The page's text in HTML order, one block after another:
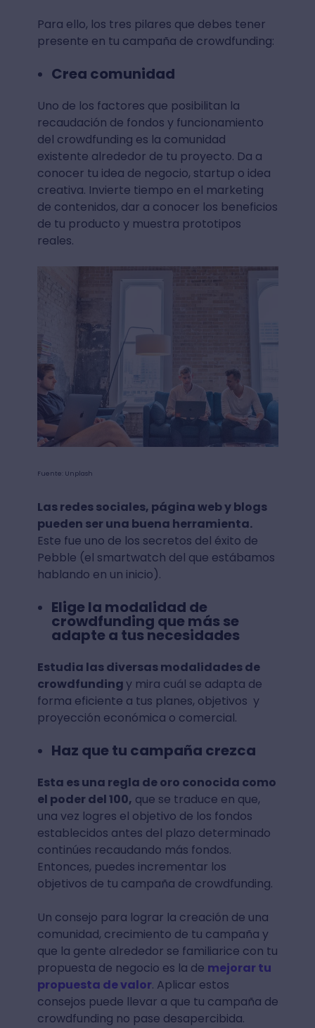
Para ello, los tres pilares que debes tener
presente en tu campaña de crowdfunding:
Crea comunidad
Uno de los factores que posibilitan la
recaudación de fondos y funcionamiento
del crowdfunding es la comunidad
existente alrededor de tu proyecto. Da a
conocer tu idea de negocio, startup o idea
creativa. Invierte tiempo en el marketing
de contenidos, dar a conocer los beneficios
de tu producto y muestra prototipos
reales.
Fuente: Unplash
Las redes sociales, página web y blogs
pueden ser una buena herramienta.
Este fue uno de los secretos del éxito de
Pebble (el smartwatch del que estábamos
hablando en un inicio).
Elige la modalidad de
crowdfunding que más se
adapte a tus necesidades
Estudia las diversas modalidades de
crowdfundingy mira cuál se adapta de
forma eficiente a tus planes, objetivos y
proyección económica o comercial.
Haz que tu campaña crezca
Esta es una regla de oro conocida como
el poder del 100, que se traduce en que,
una vez logres el objetivo de los fondos
establecidos antes del plazo determinado
continúes recaudando más fondos.
Entonces, puedes incrementar los
objetivos de tu campaña de crowdfunding.
Un consejo para lograr la creación de una
comunidad, crecimiento de tu campaña y
que la gente alrededor se familiarice con tu
propuesta de negocio es la de mejorar tu
propuesta de valor. Aplicar estos
consejos puede llevar a que tu campaña de
crowdfunding no pase desapercibida.